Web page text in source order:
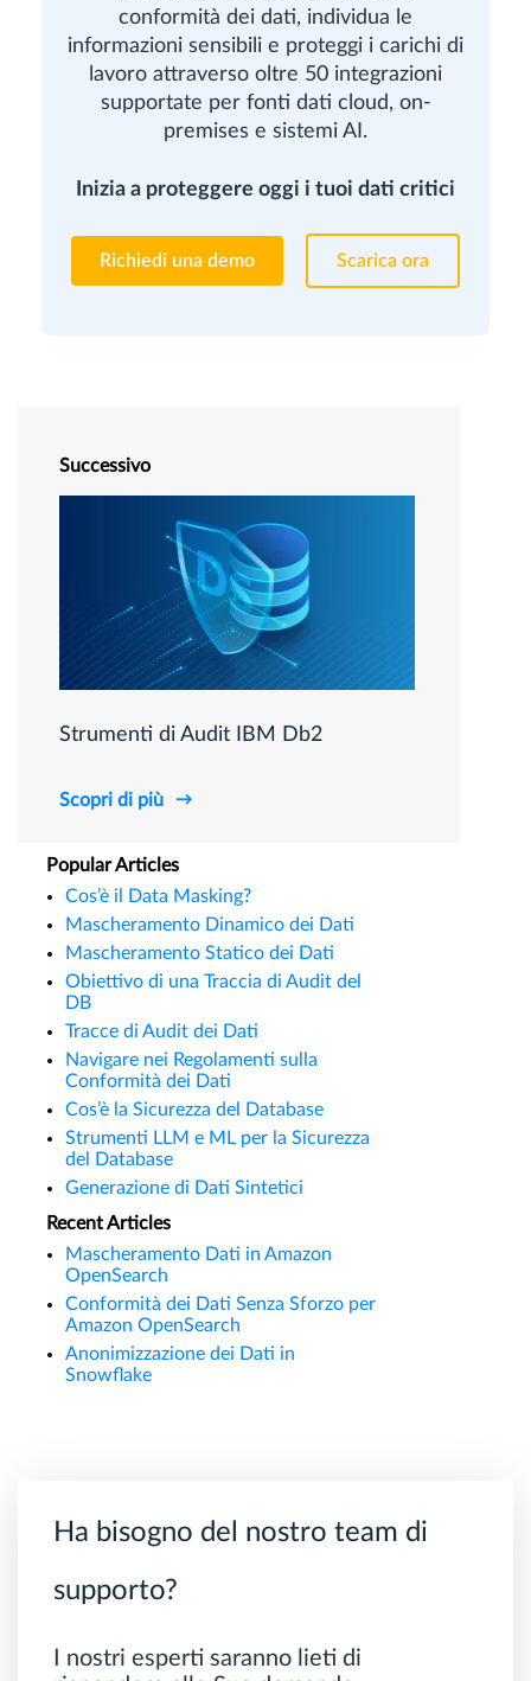
conformità dei dati, individua le
informazioni sensibili e proteggi i carichi di
lavoro attraverso oltre 50 integrazioni
supportate per fonti dati cloud, on-
premises e sistemi AI.
Inizia a proteggere oggi i tuoi dati critici
Richiedi una demo Scarica ora
Successivo
Strumenti di Audit IBM Db2
Scopri di più
Popular Articles
Cos’è il Data Masking?
Mascheramento Dinamico dei Dati
Mascheramento Statico dei Dati
Obiettivo di una Traccia di Audit del
DB
Tracce di Audit dei Dati
Navigare nei Regolamenti sulla
Conformità dei Dati
Cos’è la Sicurezza del Database
Strumenti LLM e ML per la Sicurezza
del Database
Generazione di Dati Sintetici
Recent Articles
Mascheramento Dati in Amazon
OpenSearch
Conformità dei Dati Senza Sforzo per
Amazon OpenSearch
Anonimizzazione dei Dati in
Snowflake
Ha bisogno del nostro team di
supporto?
I nostri esperti saranno lieti di